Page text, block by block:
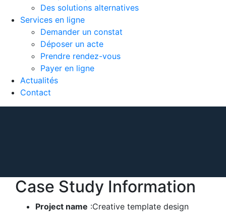
Des solutions alternatives
Services en ligne
Demander un constat
Déposer un acte
Prendre rendez-vous
Payer en ligne
Actualités
Contact
Case Study Information
Project name :Creative template design